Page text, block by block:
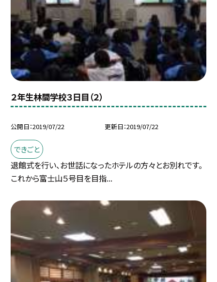
２年生林間学校３日目（２）
公開日 2019/07/22 更新日 2019/07/22
できごと
退館式を行い、お世話になったホテルの方々とお別れです。
これから富士山５号目を目指...